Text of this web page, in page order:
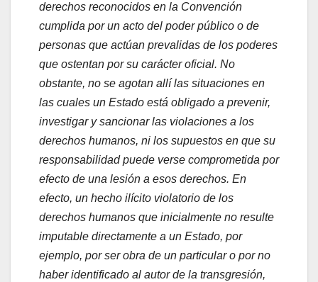
derechos reconocidos en la Convención
cumplida por un acto del poder público o de
personas que actúan prevalidas de los poderes
que ostentan por su carácter oficial. No
obstante, no se agotan allí las situaciones en
las cuales un Estado está obligado a prevenir,
investigar y sancionar las violaciones a los
derechos humanos, ni los supuestos en que su
responsabilidad puede verse comprometida por
efecto de una lesión a esos derechos. En
efecto, un hecho ilícito violatorio de los
derechos humanos que inicialmente no resulte
imputable directamente a un Estado, por
ejemplo, por ser obra de un particular o por no
haber identificado al autor de la transgresión,